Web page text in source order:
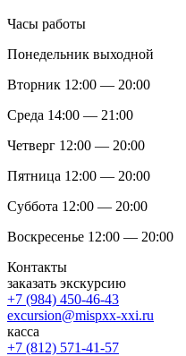
Часы работы
Понедельник выходной
Вторник 12:00 — 20:00
Среда 14:00 — 21:00
Четверг 12:00 — 20:00
Пятница 12:00 — 20:00
Суббота 12:00 — 20:00
Воскресенье 12:00 — 20:00
Контакты
заказать экскурсию
+7 (984) 450-46-43
excursion@mispxx-xxi.ru
касса
+7 (812) 571-41-57